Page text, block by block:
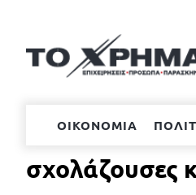
περιεχόμενο
ΟΙΚΟΝΟΜΙΑ
σχολάζουσες